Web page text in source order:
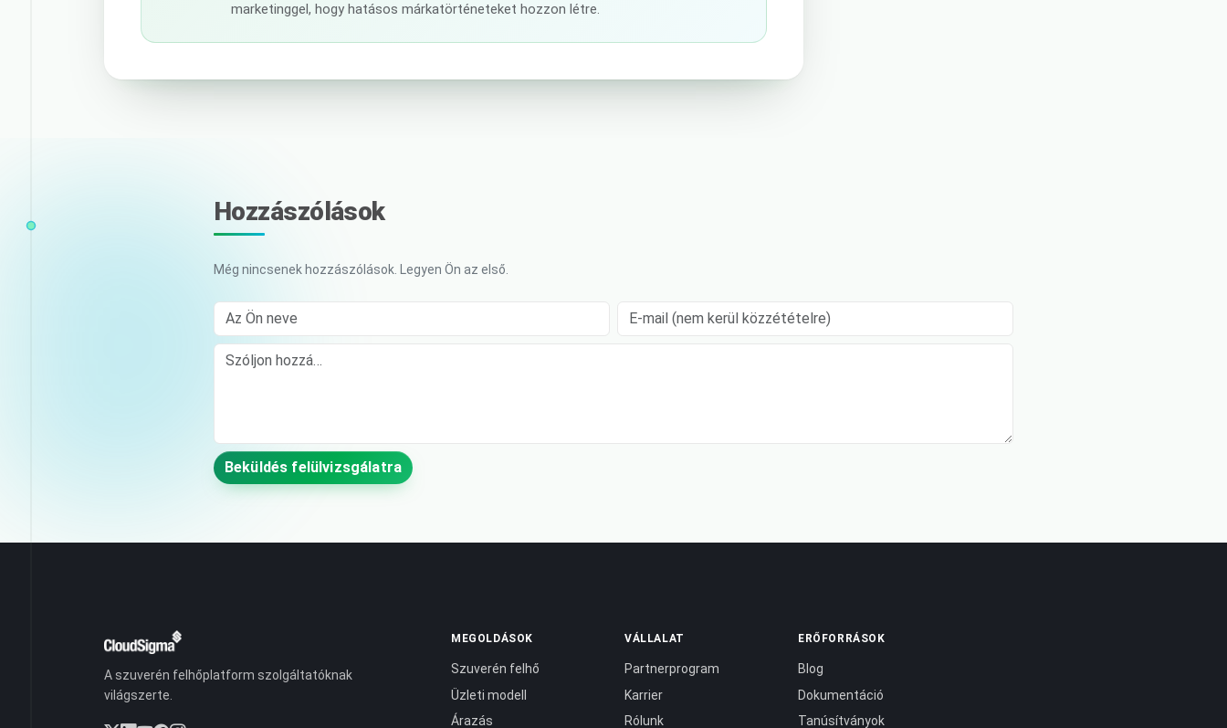
marketinggel, hogy hatásos márkatörténeteket hozzon létre.
Hozzászólások
Még nincsenek hozzászólások. Legyen Ön az első.
Az Ön neve E-mail (nem kerül közzétételre)
Comment
Beküldés felülvizsgálatra
A szuverén felhőplatform szolgáltatóknak
világszerte.
MEGOLDÁSOK
Szuverén felhő
Üzleti modell
Árazás
VÁLLALAT
Partnerprogram
Karrier
Rólunk
ERŐFORRÁSOK
Blog
Dokumentáció
Tanúsítványok